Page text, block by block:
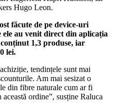
Hugo Leon.
făcute de pe device-uri
au venit direct din aplicația
1,3 produse, iar
lei.
tendințele sunt mai
Am mai sesizat o
din fibre naturale cum ar fi
ordine”, susține Raluca